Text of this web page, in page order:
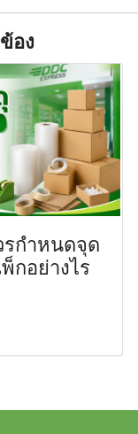
อง
กำหนดจุด
กอย่างไร